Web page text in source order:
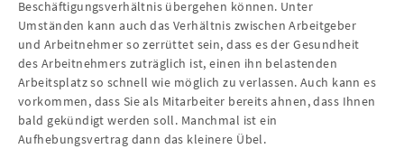
Beschäftigungsverhältnis übergehen können. Unter
Umständen kann auch das Verhältnis zwischen Arbeitgeber
und Arbeitnehmer so zerrüttet sein, dass es der Gesundheit
des Arbeitnehmers zuträglich ist, einen ihn belastenden
Arbeitsplatz so schnell wie möglich zu verlassen. Auch kann es
vorkommen, dass Sie als Mitarbeiter bereits ahnen, dass Ihnen
bald gekündigt werden soll. Manchmal ist ein
Aufhebungsvertrag dann das kleinere Übel.